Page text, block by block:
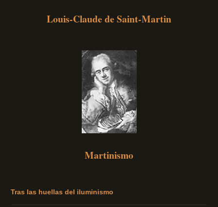
Louis-Claude de Saint-Martin
Martinismo
Tras las huellas del iluminismo